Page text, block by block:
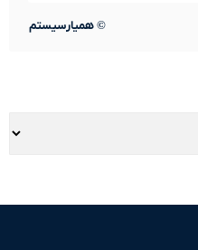
© همیارسیستم